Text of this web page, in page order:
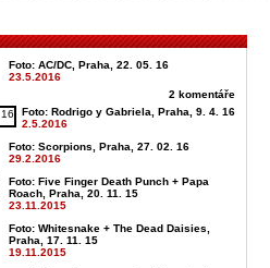
Foto: AC/DC, Praha, 22. 05. 16
23.5.2016
2 komentáře
Foto: Rodrigo y Gabriela, Praha, 9. 4. 16
2.5.2016
Foto: Scorpions, Praha, 27. 02. 16
29.2.2016
Foto: Five Finger Death Punch + Papa
Roach, Praha, 20. 11. 15
23.11.2015
Foto: Whitesnake + The Dead Daisies,
Praha, 17. 11. 15
19.11.2015